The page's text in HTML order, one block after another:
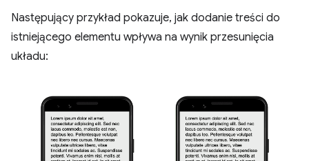
Następujący przykład pokazuje, jak dodanie treści do
istniejącego elementu wpływa na wynik przesunięcia
układu: